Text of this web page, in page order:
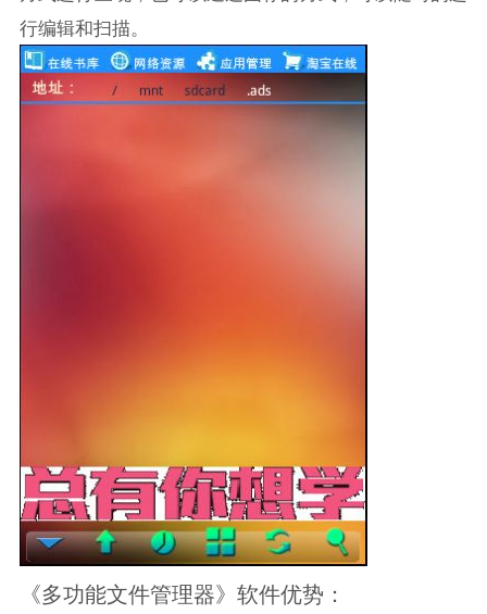
行编辑和扫描。
《多功能文件管理器》软件优势：